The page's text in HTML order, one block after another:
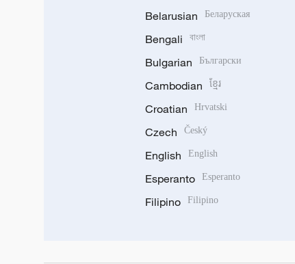
Belarusian Беларуская
Bengali বাংলা
Bulgarian Български
Cambodian ខ្មែរ
Croatian Hrvatski
Czech Český
English English
Esperanto Esperanto
Filipino Filipino